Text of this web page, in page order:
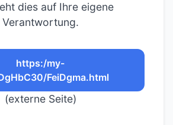
dies auf Ihre eigene
Verantwortung.
https:/my-
FeiDgma.html
(externe Seite)